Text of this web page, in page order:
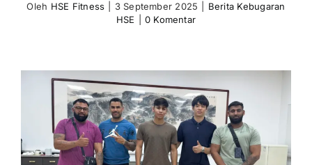
Oleh HSE Fitness 3 September 2025
Berita Kebugaran
HSE
0 Komentar